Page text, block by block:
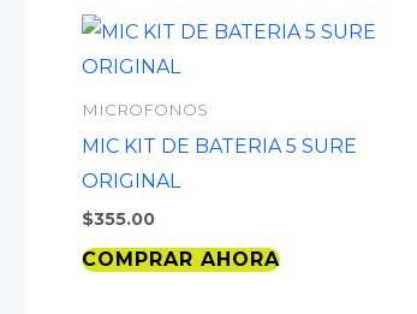
MICROFONOS
MIC KIT DE BATERIA 5 SURE
ORIGINAL
$355.00
COMPRAR AHORA